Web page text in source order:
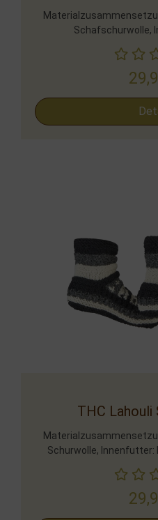
Schafschurwolle,
THC Lahouli
Schurwolle, Innenfutter: